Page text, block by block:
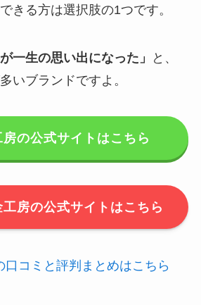
きる方は選択肢の1つです。
一生の思い出になった」
と、
いブランドですよ。
の公式サイトはこちら
房の公式サイトはこちら
口コミと評判まとめはこちら